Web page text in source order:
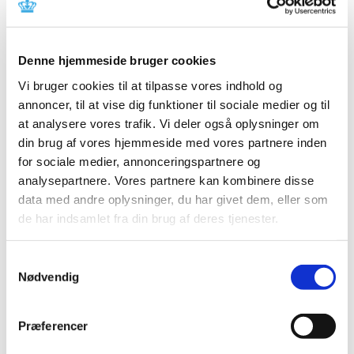
Denne hjemmeside bruger cookies
Vi bruger cookies til at tilpasse vores indhold og
annoncer, til at vise dig funktioner til sociale medier og til
at analysere vores trafik. Vi deler også oplysninger om
din brug af vores hjemmeside med vores partnere inden
for sociale medier, annonceringspartnere og
analysepartnere. Vores partnere kan kombinere disse
data med andre oplysninger, du har givet dem, eller som
de har indsamlet fra din brug af deres tjenester.
Nødvendig
Præferencer
Sundhedsstyrelsens årlige rapport over de danske
børnevacciner viser, at der fortsat er tårnhøj tilslutning…
Nyt it-system til håndtering af
bivirkningsindberetninger er sat i drift – både
indberetning og sagsbehandling bliver
forbedret
22. april 2024
Det nye it-system er mere brugervenligt for de patienter
og sundhedsfaglige personer, der indberetter…
Overførsel af kliniske lægemiddelforsøg fra
|19. april 2024
Sponsor/Investigator gøres opmærksom på, at fristen for